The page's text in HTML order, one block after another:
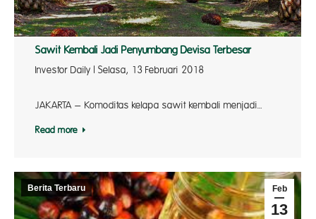
Sawit Kembali Jadi Penyumbang Devisa Terbesar
Investor Daily | Selasa, 13 Februari 2018
JAKARTA – Komoditas kelapa sawit kembali menjadi…
Read more
Feb
13
Berita Terbaru